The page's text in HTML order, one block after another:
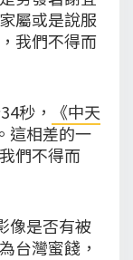
屬或是說服
我們不得而
秒，
《中天
這相差的一
們不得而
像是否有被
台灣蜜餞，